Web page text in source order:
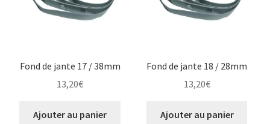
Fond de jante 17 / 38mm
13,20€
Ajouter au panier
Fond de jante 18 / 28mm
13,20€
Ajouter au panier